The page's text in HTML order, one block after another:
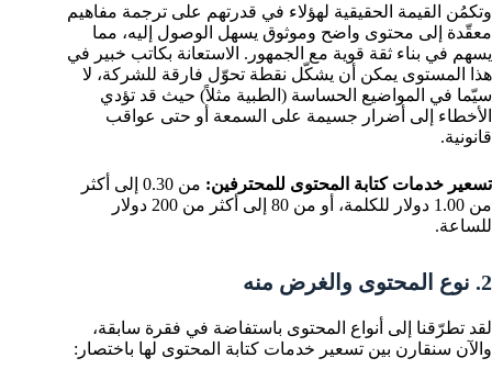
وتكمُن القيمة الحقيقية لهؤلاء في قدرتهم على ترجمة مفاهيم
معقّدة إلى محتوى واضح وموثوق يسهل الوصول إليه، مما
يسهم في بناء ثقة قوية مع الجمهور. الاستعانة بكاتب خبير في
هذا المستوى يمكن أن يشكّل نقطة تحوّل فارقة للشركة، لا
سيّما في المواضيع الحساسة (الطبية مثلاً) حيث قد تؤدي
الأخطاء إلى أضرار جسيمة على السمعة أو حتى عواقب
قانونية.
تسعير خدمات كتابة المحتوى للمحترفين:
من 0.30 إلى أكثر
من 1.00 دولار للكلمة، أو من 80 إلى أكثر من 200 دولار
للساعة.
2. نوع المحتوى والغرض منه
لقد تطرّقنا إلى أنواع المحتوى باستفاضة في فقرة سابقة،
والآن سنقارن بين تسعير خدمات كتابة المحتوى لها باختصار: